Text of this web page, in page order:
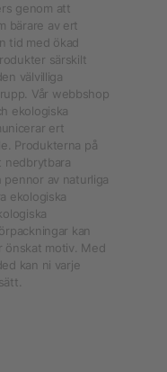
genom att
bärare av ert
tid med ökad
särskilt
välvilliga
Vår webbshop
ekologiska
ert
Produkterna på
nedbrytbara
pennor av naturliga
ekologiska
kan
önskat motiv. Med
kan ni varje